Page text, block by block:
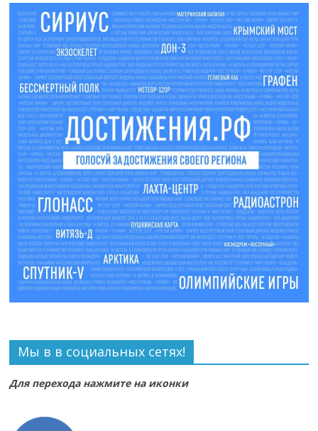
Мы в в социальных сетях!
Для перехода нажмите на иконки